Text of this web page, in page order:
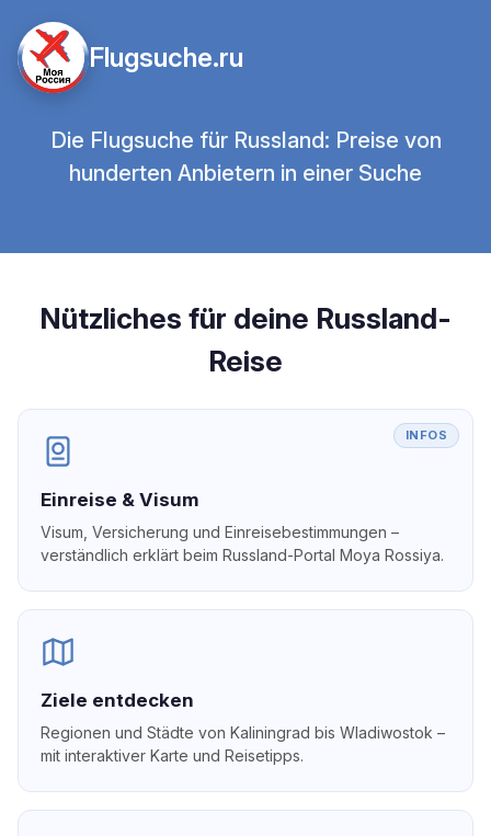
Flugsuche.ru
Die Flugsuche für Russland: Preise von
hunderten Anbietern in einer Suche
Nützliches für deine Russland-
Reise
INFOS
Einreise & Visum
Visum, Versicherung und Einreisebestimmungen –
verständlich erklärt beim Russland-Portal Moya Rossiya.
Ziele entdecken
Regionen und Städte von Kaliningrad bis Wladiwostok –
mit interaktiver Karte und Reisetipps.